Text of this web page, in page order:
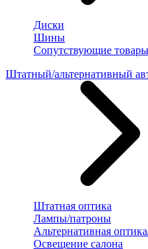
Диски
Шины
Сопутствующие товары
Штатный/альтернативный
Штатная оптика
Лампы/патроны
Альтернативная
Освещение салона